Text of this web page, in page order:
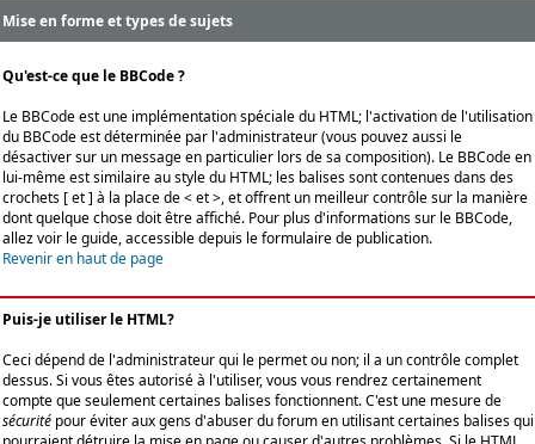
Mise en forme et types de sujets
Qu'est-ce que le BBCode ?
Le BBCode est une implémentation spéciale du HTML; l'activation de l'utilisation
du BBCode est déterminée par l'administrateur (vous pouvez aussi le
désactiver sur un message en particulier lors de sa composition). Le BBCode en
lui-même est similaire au style du HTML; les balises sont contenues dans des
crochets [ et ] à la place de < et >, et offrent un meilleur contrôle sur la manière
dont quelque chose doit être affiché. Pour plus d'informations sur le BBCode,
allez voir le guide, accessible depuis le formulaire de publication.
Revenir en haut de page
Puis-je utiliser le HTML?
Ceci dépend de l'administrateur qui le permet ou non; il a un contrôle complet
dessus. Si vous êtes autorisé à l'utiliser, vous vous rendrez certainement
compte que seulement certaines balises fonctionnent. C'est une mesure de
sécurité pour éviter aux gens d'abuser du forum en utilisant certaines balises qui